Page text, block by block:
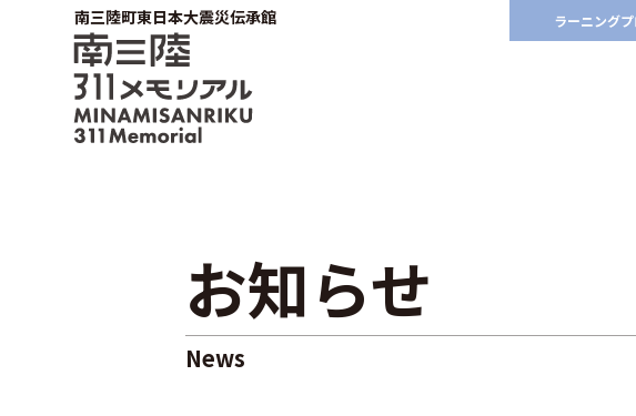
南三陸町東日本大震災伝承館 ラーニング
お知らせ
News